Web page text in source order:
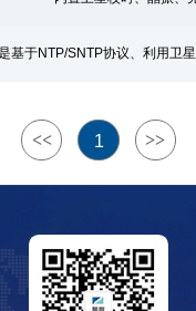
基于NTP/SNTP协议、利用卫
<< 1 >>